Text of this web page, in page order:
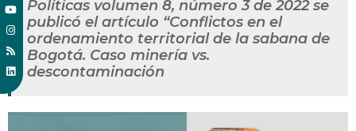
Políticas volumen 8, número 3 de 2022 se
publicó el artículo “Conflictos en el
ordenamiento territorial de la sabana de
Bogotá. Caso minería vs.
descontaminación